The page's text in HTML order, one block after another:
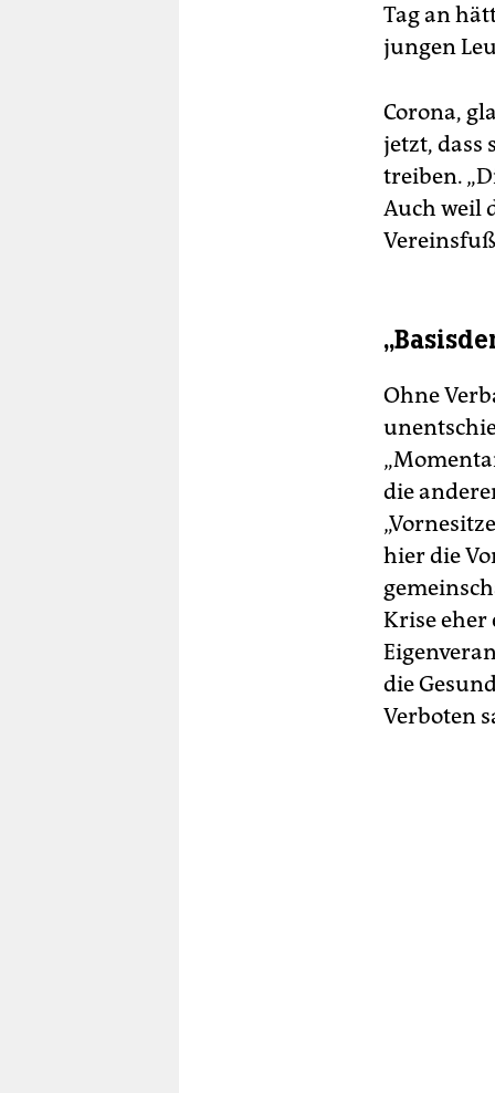
Tag an
jungen
Corona,
jetzt, dass
treiben.
Auch weil
Ohne
die
hier die
Krise eher
die
Verboten